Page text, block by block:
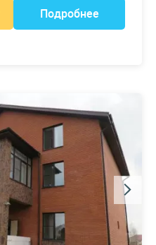
Подробнее